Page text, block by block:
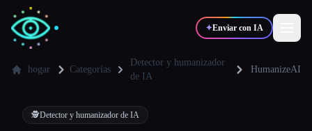
✦Enviar con IA
hogar Categorías
Detector y humanizador
de IA
HumanizeAI
🕵️Detector y humanizador de IA